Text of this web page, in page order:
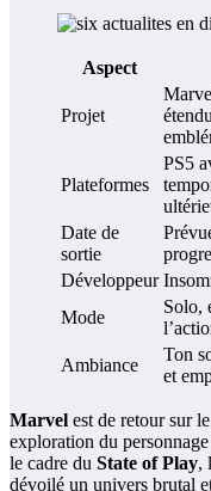
Aspect
Projet
Plateformes
PS5
Date de
sortie
Développeur
Mode
Solo,
Ambiance
Ton
et
Marvel est de retour sur
exploration du personnage
le cadre du State of Play,
dévoilé un univers brutal